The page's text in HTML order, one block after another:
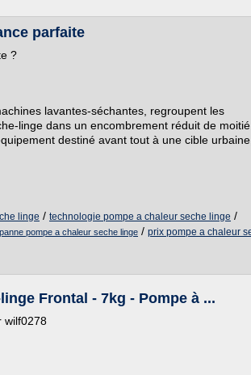
parfaite
?
lavantes-séchantes, regroupent les
linge dans un encombrement réduit de
destiné avant tout à une cible
linge / technologie pompe a chaleur seche linge /
panne pompe a chaleur seche linge / prix pompe a chaleur
Frontal - 7kg - Pompe à ...
wilf0278